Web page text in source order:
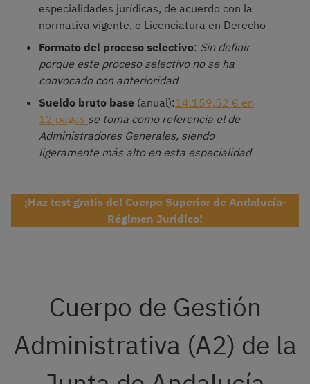
especialidades jurídicas, de acuerdo con la
normativa vigente, o Licenciatura en Derecho
Formato del proceso selectivo: Sin definir
porque este proceso selectivo no se ha
convocado con anterioridad
Sueldo bruto base (anual):14.159,52 € en
12 pagas se toma como referencia el de
Administradores Generales, siendo
ligeramente más alto en esta especialidad
¡Haz test gratis del Cuerpo Superior de Andalucía-
Régimen Jurídico!
Cuerpo de Gestión
Administrativa (A2) de la